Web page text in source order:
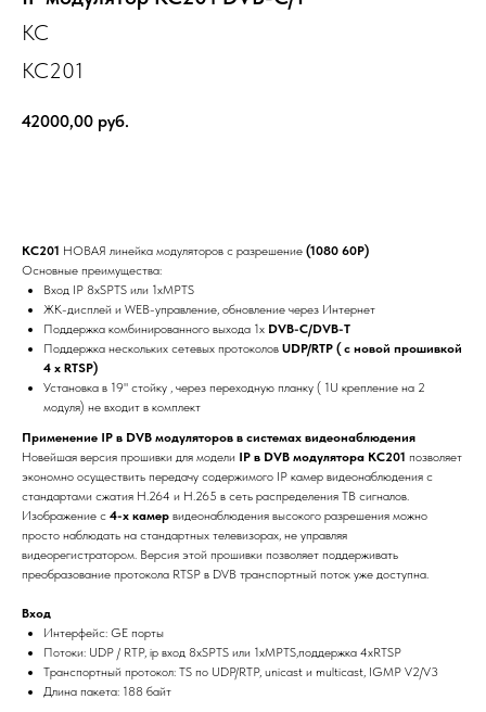
KC
KC201
42000,00 руб.
KC201 НОВАЯ линейка модуляторов с разрешение (1080 60P)
Основные преимущества:
Вход IP 8xSPTS или 1xMPTS
ЖК-дисплей и WEB-управление, обновление через Интернет
Поддержка комбинированного выхода 1х DVB-C/DVB-T
Поддержка нескольких сетевых протоколов UDP/RTP ( с новой прошивкой
4 x RTSP)
Установка в 19" стойку , через переходную планку ( 1U крепление на 2
модуля) не входит в комплект
Применение IP в DVB модуляторов в системах видеонаблюдения
Новейшая версия прошивки для модели IP в DVB модулятора КС201 позволяет
экономно осуществить передачу содержимого IP камер видеонаблюдения с
стандартами сжатия H.264 и H.265 в сеть распределения ТВ сигналов.
Изображение c 4-х камер видеонаблюдения высокого разрешения можно
просто наблюдать на стандартных телевизорах, не управляя
видеорегистратором. Версия этой прошивки позволяет поддерживать
преобразование протокола RTSP в DVB транспортный поток уже доступна.
Вход
Интерфейс: GE порты
Потоки: UDP / RTP, ip вход 8xSPTS или 1xMPTS,поддержка 4xRTSP
Tранспортный протокол: TS по UDP/RTP, unicast и multicast, IGMP V2/V3
Длина пакета: 188 байт